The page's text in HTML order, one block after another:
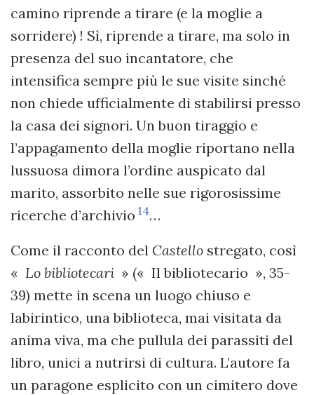
camino riprende a tirare (e la moglie a
sorridere) ! Sì, riprende a tirare, ma solo in
presenza del suo incantatore, che
intensifica sempre più le sue visite sinché
non chiede ufficialmente di stabilirsi presso
la casa dei signori. Un buon tiraggio e
l’appagamento della moglie riportano nella
lussuosa dimora l’ordine auspicato dal
marito, assorbito nelle sue rigorosissime
ricerche d’archivio 14…
Come il racconto del Castello stregato, così
« Lo bibliotecari » (« Il bibliotecario », 35-
39) mette in scena un luogo chiuso e
labirintico, una biblioteca, mai visitata da
anima viva, ma che pullula dei parassiti del
libro, unici a nutrirsi di cultura. L’autore fa
un paragone esplicito con un cimitero dove